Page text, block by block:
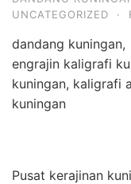
UNCATEGORIZED
·
dandang
engrajin kaligrafi
kuningan, kaligrafi
kuningan
Pusat kerajinan